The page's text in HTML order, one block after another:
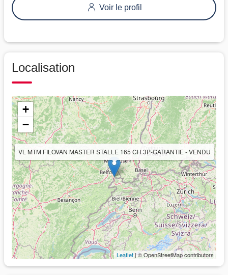
Voir le profil
Localisation
VL MTM FILOVAN MASTER STALLE 165 CH 3P-GARANTIE - VENDU
+
−
Leaflet | © OpenStreetMap contributors